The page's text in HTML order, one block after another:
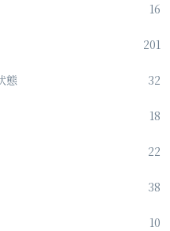
16
201
態 32
18
22
38
10